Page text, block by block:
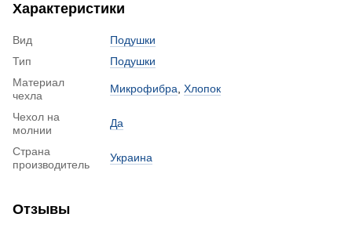
Характеристики
Вид
Подушки
Тип
Подушки
Материал
чехла
Микрофибра Хлопок
Чехол на
молнии
Да
Страна
производитель
Украина
Отзывы